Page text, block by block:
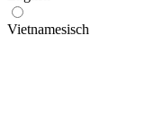
Vietnamesisch